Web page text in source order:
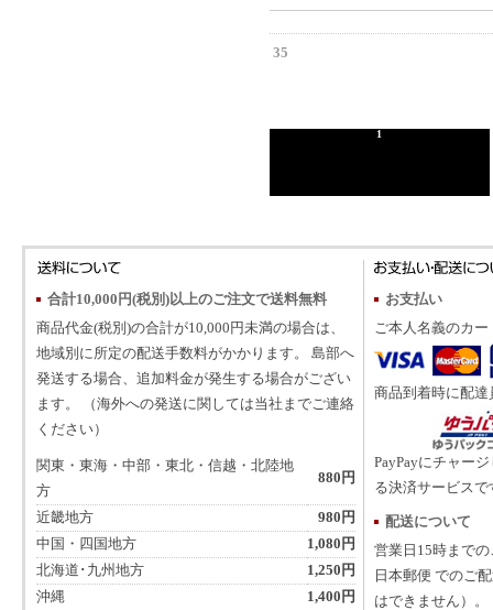
35
1
合計10,000円(税別)以上のご注文で送料無料
商品代金(税別)の合計が10,000円未満の場合は、
地域別に所定の配送手数料がかかります。 島部へ
発送する場合、追加料金が発生する場合がござい
ます。 （海外への発送に関しては当社までご連絡
ください）
関東・東海・中部・東北・信越・北陸地
方
880円
近畿地方
980円
中国・四国地方
1,080円
北海道･九州地方
1,250円
沖縄
1,400円
お支払い
ご本人名義のカ
商品到着時に配
PayPayにチャー
る決済サービスで
配送について
営業日15時まで
日本郵便 でのご
はできません）。